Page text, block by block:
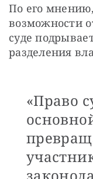
По его
возможности
суде
разделения
«Право